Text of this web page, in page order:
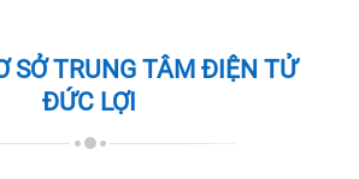
SỞ TRUNG TÂM ĐIỆN TỬ
ĐỨC LỢI